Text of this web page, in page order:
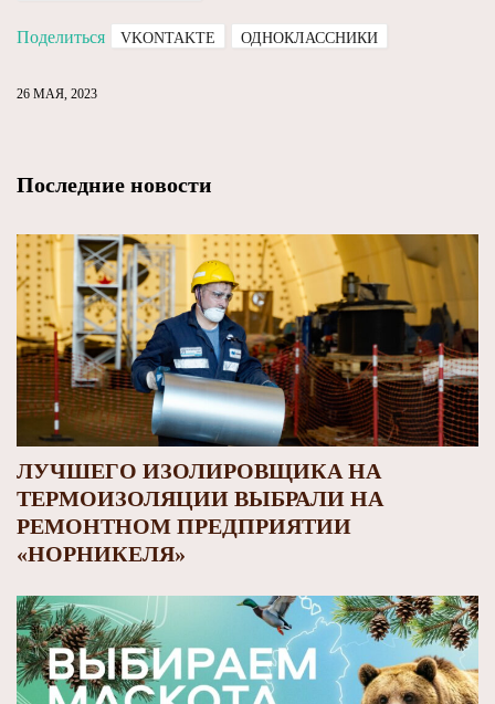
Поделиться VKONTAKTE ОДНОКЛАССНИКИ
26 МАЯ, 2023
Последние новости
ЛУЧШЕГО ИЗОЛИРОВЩИКА НА
ТЕРМОИЗОЛЯЦИИ ВЫБРАЛИ НА
РЕМОНТНОМ ПРЕДПРИЯТИИ
«НОРНИКЕЛЯ»